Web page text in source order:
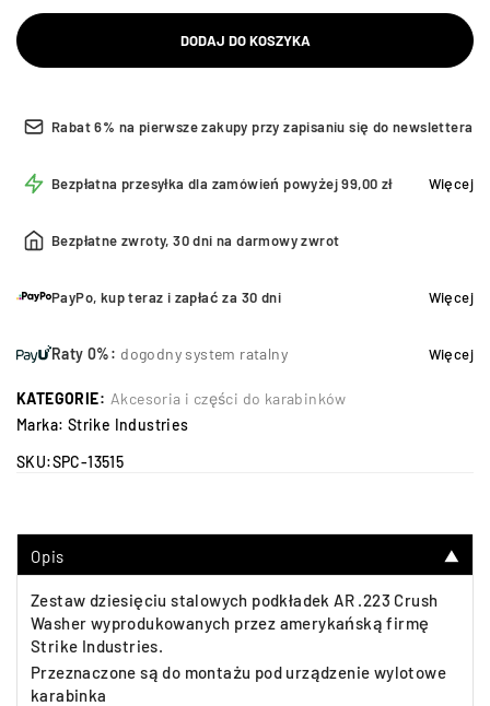
DODAJ DO KOSZYKA
Rabat 6% na pierwsze zakupy przy zapisaniu się do newslettera
Bezpłatna przesyłka dla zamówień powyżej 99,00 zł Więcej
Bezpłatne zwroty, 30 dni na darmowy zwrot
PayPo, kup teraz i zapłać za 30 dni Więcej
Raty 0%: dogodny system ratalny Więcej
KATEGORIE: Akcesoria i części do karabinków
Marka: Strike Industries
SKU:SPC-13515
Opis ▼
Zestaw dziesięciu stalowych podkładek AR .223 Crush
Washer wyprodukowanych przez amerykańską firmę
Strike Industries.
Przeznaczone są do montażu pod urządzenie wylotowe
karabinka